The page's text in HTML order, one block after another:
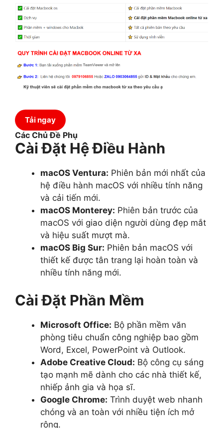
Tải ngay
Các Chủ Đề Phụ
Cài Đặt Hệ Điều Hành
macOS Ventura: Phiên bản mới nhất của
hệ điều hành macOS với nhiều tính năng
và cải tiến mới.
macOS Monterey: Phiên bản trước của
macOS với giao diện người dùng đẹp mắt
và hiệu suất mượt mà.
macOS Big Sur: Phiên bản macOS với
thiết kế được tân trang lại hoàn toàn và
nhiều tính năng mới.
Cài Đặt Phần Mềm
Microsoft Office: Bộ phần mềm văn
phòng tiêu chuẩn công nghiệp bao gồm
Word, Excel, PowerPoint và Outlook.
Adobe Creative Cloud: Bộ công cụ sáng
tạo mạnh mẽ dành cho các nhà thiết kế,
nhiếp ảnh gia và họa sĩ.
Google Chrome: Trình duyệt web nhanh
chóng và an toàn với nhiều tiện ích mở
rộng.